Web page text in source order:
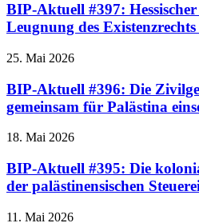
BIP-Aktuell #397:
Leugnung des
25. Mai 2026
BIP-Aktuell #396: Die
gemeinsam für Palästina
18. Mai 2026
BIP-Aktuell #395: Die
der palästinensischen
11. Mai 2026